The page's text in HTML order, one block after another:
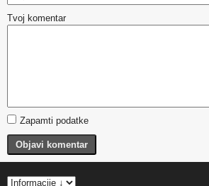
Tvoj komentar
Zapamti podatke
Objavi komentar